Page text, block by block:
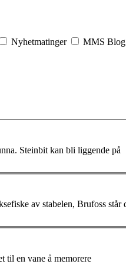
Nyhetmatinger MMS Blog
Steinbit kan bli liggende på
til en vane å memorere